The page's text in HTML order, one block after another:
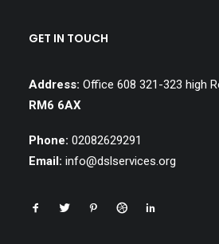
GET IN TOUCH
Address: Office 608 321-323 high
RM6 6AX
Phone: 02082629291
Email: info@dslservices.org